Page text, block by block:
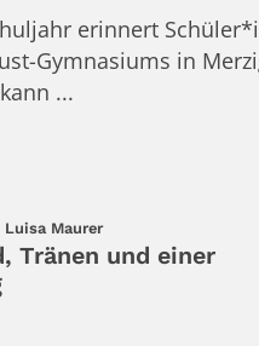
erinnert
Gymnasiums in
...
Maurer:
Tränen und einer